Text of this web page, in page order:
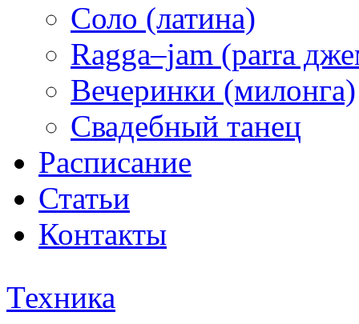
Соло (латина)
Ragga–jam (parra
Вечеринки (милонга)
Свадебный танец
Расписание
Статьи
Контакты
Техника